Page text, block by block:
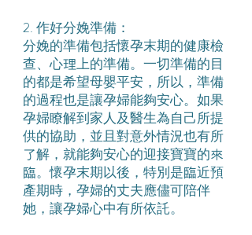
2. 作好分娩準備：
分娩的準備包括懷孕末期的健康檢
查、心理上的準備。一切準備的目
的都是希望母嬰平安，所以，準備
的過程也是讓孕婦能夠安心。如果
孕婦瞭解到家人及醫生為自己所提
供的協助，並且對意外情況也有所
了解，就能夠安心的迎接寶寶的來
臨。懷孕末期以後，特別是臨近預
產期時，孕婦的丈夫應儘可陪伴
她，讓孕婦心中有所依託。